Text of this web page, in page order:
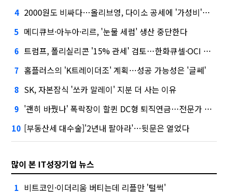
4 2000원도 비싸다…올리브영, 다이소 공세에 '가성비'로 맞불
5 메디큐브·아누아·리르, '눈물 세럼' 생산 중단한다
6 트럼프, 폴리실리콘 '15% 관세' 검토…한화큐셀·OCI 영향은?
7 홈플러스의 'K트레이더조' 계획…성공 가능성은 '글쎄'
8 SK, 자본잠식 '쏘카 말레이' 지분 더 사는 이유
9 '괜히 바꿨나' 폭락장이 할퀸 DC형 퇴직연금…전문가 조언은
10 [부동산세 대수술]'2년내 팔아라'…뒷문은 열었다
많이 본 IT성장기업 뉴스
1 비트코인·이더리움 버티는데 리플만 '털썩'